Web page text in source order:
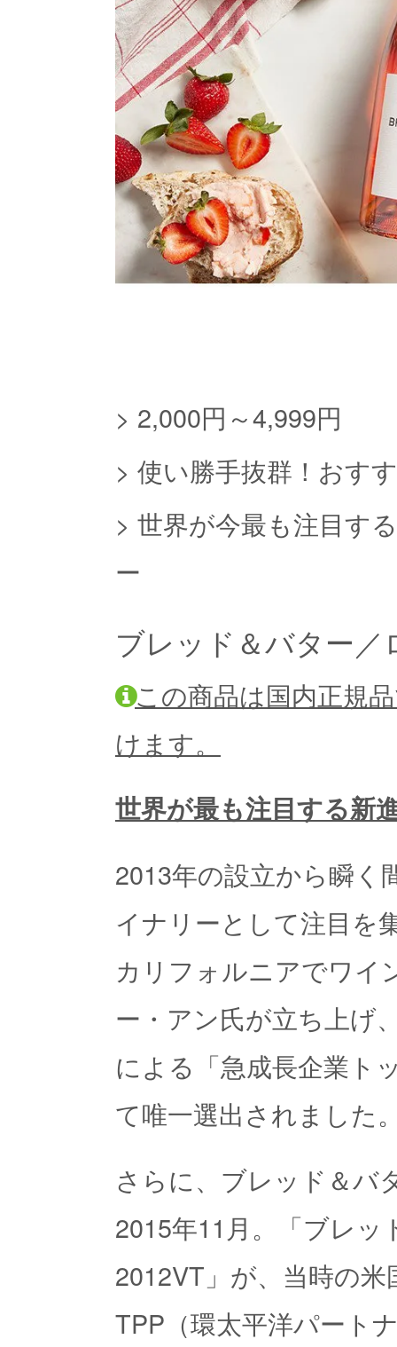
> 2,000円～4,999円
> 使い勝手抜群！おす
> 世界が今最も注目す
ー
ブレッド＆バター／
この商品は国内正規
けます。
世界が最も注目する新
2013年の設立から瞬く
イナリーとして注目を
カリフォルニアでワイ
ー・アン氏が立ち上げ
による「急成長企業ト
て唯一選出されました
さらに、ブレッド＆バ
2015年11月。「ブレ
2012VT」が、当時の
TPP（環太平洋パート